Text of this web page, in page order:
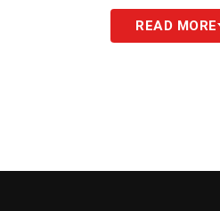
TOP NEWSREAD MORE